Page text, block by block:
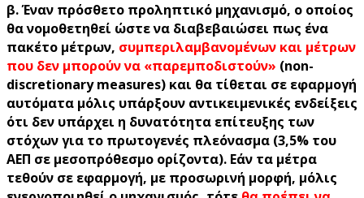
β. Έναν πρόσθετο προληπτικό μηχανισμό, ο οποίος
θα νομοθετηθεί ώστε να διαβεβαιώσει πως ένα
πακέτο μέτρων, συμπεριλαμβανομένων και μέτρων
που δεν μπορούν να «παρεμποδιστούν» (non-
discretionary measures) και θα τίθεται σε εφαρμογή
αυτόματα μόλις υπάρξουν αντικειμενικές ενδείξεις
ότι δεν υπάρχει η δυνατότητα επίτευξης των
στόχων για το πρωτογενές πλεόνασμα (3,5% του
ΑΕΠ σε μεσοπρόθεσμο ορίζοντα). Εάν τα μέτρα
τεθούν σε εφαρμογή, με προσωρινή μορφή, μόλις